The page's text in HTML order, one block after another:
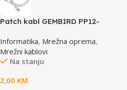
Patch kabl GEMBIRD PP12-
Informatika, Mrežna oprema,
Mrežni kablovi
Na stanju
2,00 KM